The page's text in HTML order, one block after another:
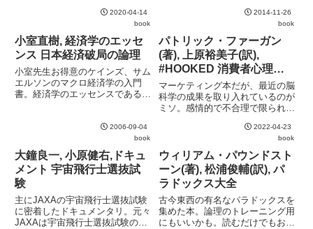
にした参考書。見事なマーケティ
ング。少し前の本で、C++のサン
プルコードも少々古くはあるのだ
が、本質の部分はあまり古くな...
2020-04-14
book
をもって判断しようという姿勢は
2014-11-26
book
小室直樹, 経済学のエッセ
ンス 日本経済破局の論理
小室先生お得意のケインズ、サム
エルソンのマクロ経済学の入門
書。経済学のエッセンスであると
めに加筆された「平成大不況のエ
ッセンス」がまた素晴らしい。ま
さにバブル後の平成大不況の仕組
み...
2006-09-04
book
パトリック・ファーガン
(著), 上原裕美子(訳),
#HOOKED 消費者心理学
者が解き明かす「つい、買
ってしまった。」の裏にあ
るマーケティングの技術
マーケティング本だが、最近の脳
科学の成果を取り入れているのが
ミソ。感情的で不合理で限られた
前提にすると、今までのマーケテ
ィングのあり方が大きく変わって
くる。すなわち、プリミティブで
感情に訴えかけるメッセージを
サ...
2022-04-23
book
大鐘良一, 小原健右,ドキュ
メント 宇宙飛行士選抜試
験
主にJAXAの宇宙飛行士選抜試験
に密着したドキュメンタリ。元々
JAXAは宇宙飛行士選抜試験の取
ウィリアム・パウンドスト
ーン(著), 松浦俊輔(訳), パ
ラドックス大全
古今東西の有名なパラドックスを
集めた本。論理のトレーニング用
にもいいかも。読むだけでもおも